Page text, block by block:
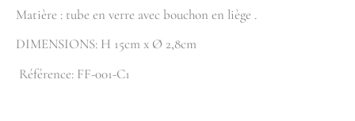
Matière : tube en verre avec bouchon en liège .
DIMENSIONS: H 15cm x Ø 2,8cm
Référence: FF-001-C1